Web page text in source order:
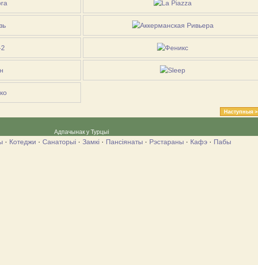
Наступныя >
Адпачынак у Турцыі
· Котеджи · Санаторыі· Замкі· Пансіянаты · Рэстараны · Кафэ· Пабы